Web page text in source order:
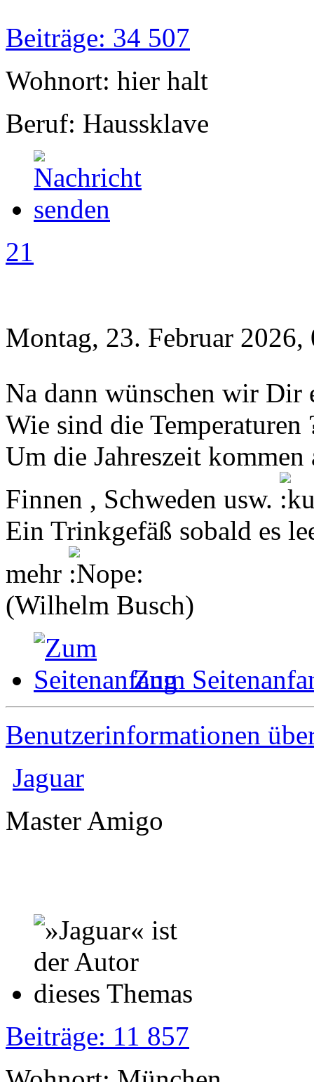
Beiträge: 34 507
Wohnort: hier halt
Beruf: Haussklave
21
Montag, 23. Februar 2026,
Na dann wünschen wir
Wie sind die Temperaturen
Um die Jahreszeit
Finnen , Schweden usw.
Ein Trinkgefäß sobald es
mehr
(Wilhelm Busch)
Zum
Benutzerinformationen
Jaguar
Master Amigo
Beiträge: 11 857